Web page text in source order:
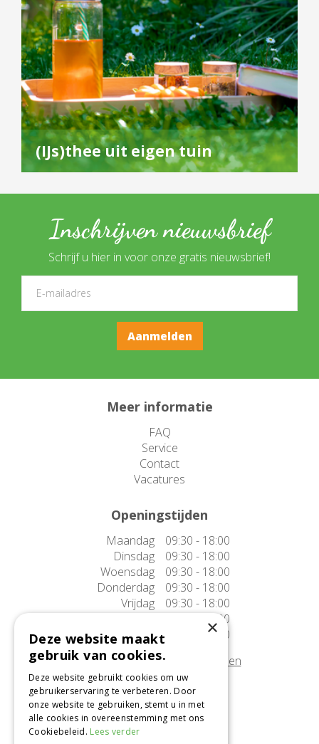
(IJs)thee uit eigen tuin
Inschrijven nieuwsbrief
Schrijf u hier in voor onze gratis nieuwsbrief!
Meer informatie
FAQ
Service
Contact
Vacatures
Openingstijden
Maandag
09:30 - 18:00
Dinsdag
09:30 - 18:00
Woensdag
09:30 - 18:00
Donderdag
09:30 - 18:00
Vrijdag
09:30 - 18:00
Zaterdag
09:30 - 17:00
Zondag
10:00 - 17:00
Afwijkende openingstijden tonen
Onze locatie
Tuincentrum Alméérplant
Jac. P. Thijsseweg 4
×
Deze website maakt
gebruik van cookies.
Deze website gebruikt cookies om uw
gebruikerservaring te verbeteren. Door
onze website te gebruiken, stemt u in met
alle cookies in overeenstemming met ons
Cookiebeleid. Lees verder